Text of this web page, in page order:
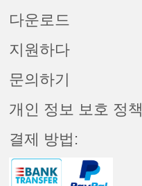
다운로드
지원하다
문의하기
개인 정보 보호 정책
결제 방법: